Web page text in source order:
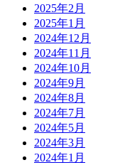
2025年2月
2025年1月
2024年12月
2024年11月
2024年10月
2024年9月
2024年8月
2024年7月
2024年5月
2024年3月
2024年1月